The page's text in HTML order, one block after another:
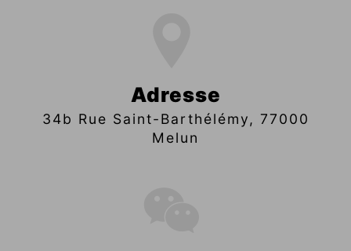
Adresse
34b Rue Saint-Barthélémy, 77000
Melun